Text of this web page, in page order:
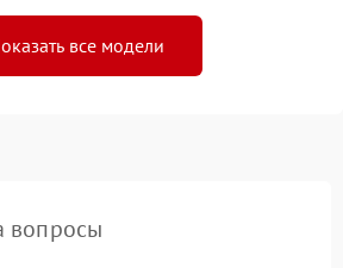
все модели
вопросы